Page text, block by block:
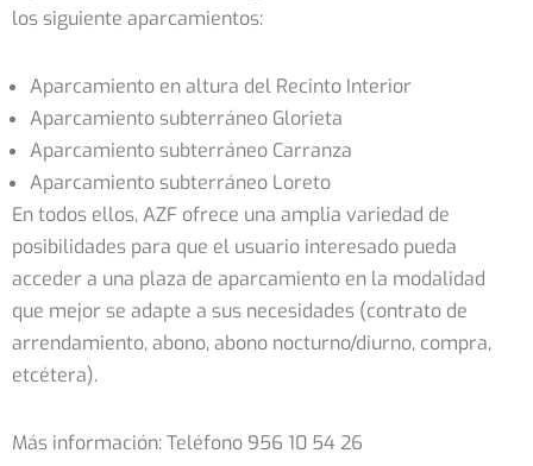
los siguiente aparcamientos:
Aparcamiento en altura del Recinto Interior
Aparcamiento subterráneo Glorieta
Aparcamiento subterráneo Carranza
Aparcamiento subterráneo Loreto
En todos ellos, AZF ofrece una amplia variedad de
posibilidades para que el usuario interesado pueda
acceder a una plaza de aparcamiento en la modalidad
que mejor se adapte a sus necesidades (contrato de
arrendamiento, abono, abono nocturno/diurno, compra,
etcétera).
Más información: Teléfono 956 10 54 26